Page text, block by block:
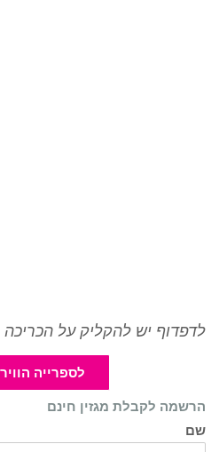
לדפדוף יש להקליק על הכריכה
לספרייה
הרשמה לקבלת מגזין חינם
שם